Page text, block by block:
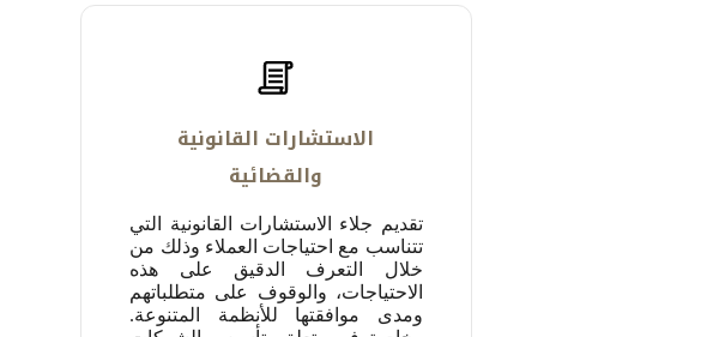
الاستشارات القانونية
والقضائية
تقديم جلاء الاستشارات القانونية التي
تتناسب مع احتياجات العملاء وذلك من
خلال التعرف الدقيق على هذه
الاحتياجات، ‏والوقوف على متطلباتهم
ومدى موافقتها للأنظمة المتنوعة.